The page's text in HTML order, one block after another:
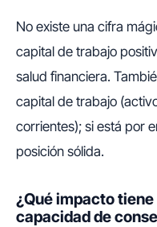
No existe una cifra
capital de trabajo
salud financiera.
capital de trabajo
corrientes); si está por
posición sólida.
¿Qué impacto
capacidad de